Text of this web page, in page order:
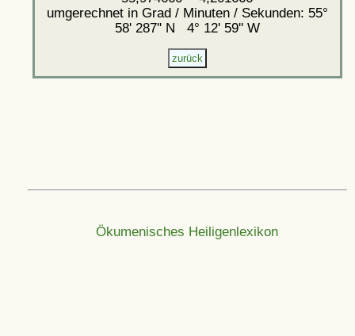
umgerechnet in Grad / Minuten / Sekunden: 55°
58' 287'' N 4° 12' 59'' W
Ökumenisches Heiligenlexikon